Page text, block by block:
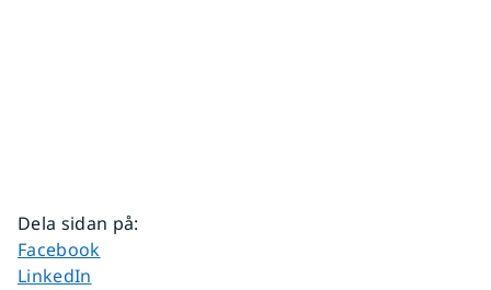
Dela sidan på:
Dela sidan på
Facebook
Dela sidan på
LinkedIn